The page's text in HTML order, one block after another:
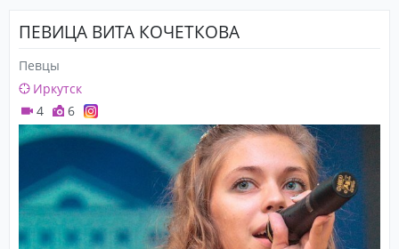
ПЕВИЦА ВИТА КОЧЕТКОВА
Певцы
Иркутск
4
6